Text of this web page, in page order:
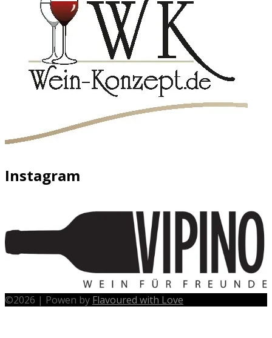
Instagram
©2026 | Powen by Flavoured with Love